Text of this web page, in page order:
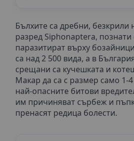
Бълхите са дребни, безкрили
разред Siphonaptera, познати
паразитират върху
са над 2 500 вида, а в
срещани са кучешката и
Макар да са с размер само 1-
най-опасните битови
им причиняват сърбеж и
пренасят редица болести.